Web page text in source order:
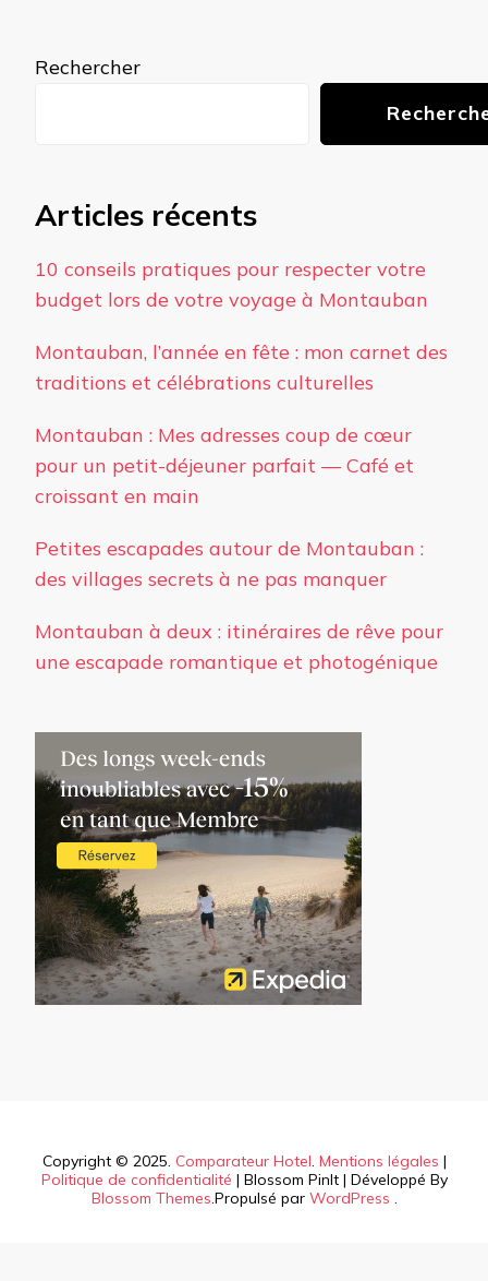
Rechercher
Articles récents
10 conseils pratiques pour respecter votre
budget lors de votre voyage à Montauban
Montauban, l’année en fête : mon carnet des
traditions et célébrations culturelles
Montauban : Mes adresses coup de cœur
pour un petit-déjeuner parfait — Café et
croissant en main
Petites escapades autour de Montauban :
des villages secrets à ne pas manquer
Montauban à deux : itinéraires de rêve pour
une escapade romantique et photogénique
Copyright © 2025. Comparateur Hotel. Mentions légales |
Politique de confidentialité | Blossom PinIt | Développé By
Blossom Themes.Propulsé par WordPress .